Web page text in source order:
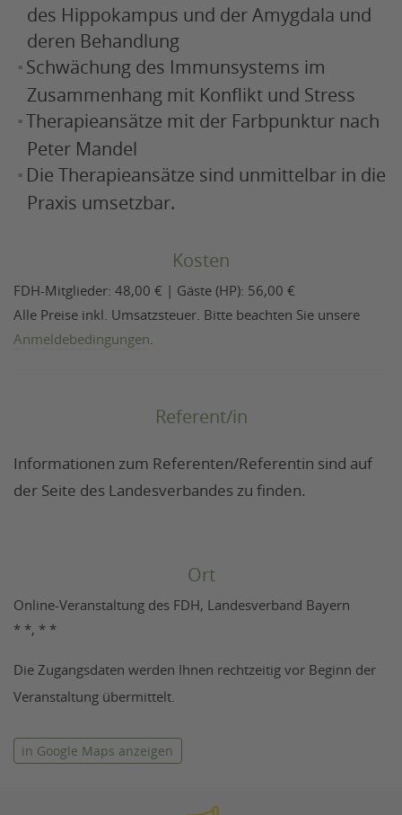
des Hippokampus und der Amygdala und
deren Behandlung
Schwächung des Immunsystems im
Zusammenhang mit Konflikt und Stress
Therapieansätze mit der Farbpunktur nach
Peter Mandel
Die Therapieansätze sind unmittelbar in die
Praxis umsetzbar.
Kosten
FDH-Mitglieder: 48,00 € | Gäste (HP): 56,00 €
Alle Preise inkl. Umsatzsteuer. Bitte beachten Sie unsere
Anmeldebedingungen.
Referent/in
Informationen zum Referenten/Referentin sind auf
der Seite des Landesverbandes zu finden.
Ort
Online-Veranstaltung des FDH, Landesverband Bayern
* *, * *
Die Zugangsdaten werden Ihnen rechtzeitig vor Beginn der
Veranstaltung übermittelt.
in Google Maps anzeigen